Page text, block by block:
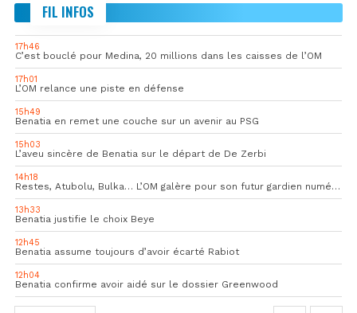
FIL INFOS
17h46
C’est bouclé pour Medina, 20 millions dans les caisses de l’OM
17h01
L’OM relance une piste en défense
15h49
Benatia en remet une couche sur un avenir au PSG
15h03
L’aveu sincère de Benatia sur le départ de De Zerbi
14h18
Restes, Atubolu, Bulka… L’OM galère pour son futur gardien numéro 1
13h33
Benatia justifie le choix Beye
12h45
Benatia assume toujours d’avoir écarté Rabiot
12h04
Benatia confirme avoir aidé sur le dossier Greenwood